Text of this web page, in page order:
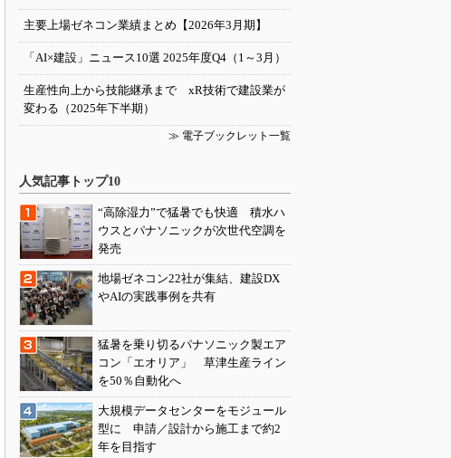
主要上場ゼネコン業績まとめ【2026年3月期】
「AI×建設」ニュース10選 2025年度Q4（1～3月）
生産性向上から技能継承まで xR技術で建設業が
変わる（2025年下半期）
≫ 電子ブックレット一覧
人気記事トップ10
“高除湿力”で猛暑でも快適 積水ハ
ウスとパナソニックが次世代空調を
発売
地場ゼネコン22社が集結、建設DX
やAIの実践事例を共有
猛暑を乗り切るパナソニック製エア
コン「エオリア」 草津生産ライン
を50％自動化へ
大規模データセンターをモジュール
型に 申請／設計から施工まで約2
年を目指す